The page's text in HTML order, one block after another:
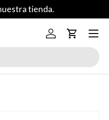
tienda.
Iniciar sesión
Carrito
Menú